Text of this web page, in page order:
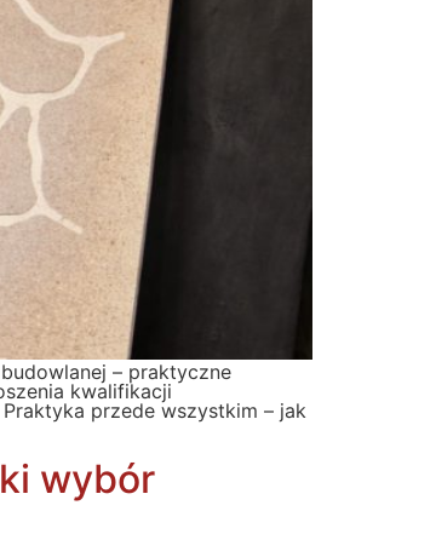
– praktyczne
kwalifikacji
przede wszystkim – jak
wybór